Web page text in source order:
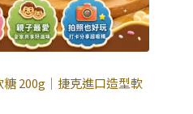
200g｜捷克進口造型軟